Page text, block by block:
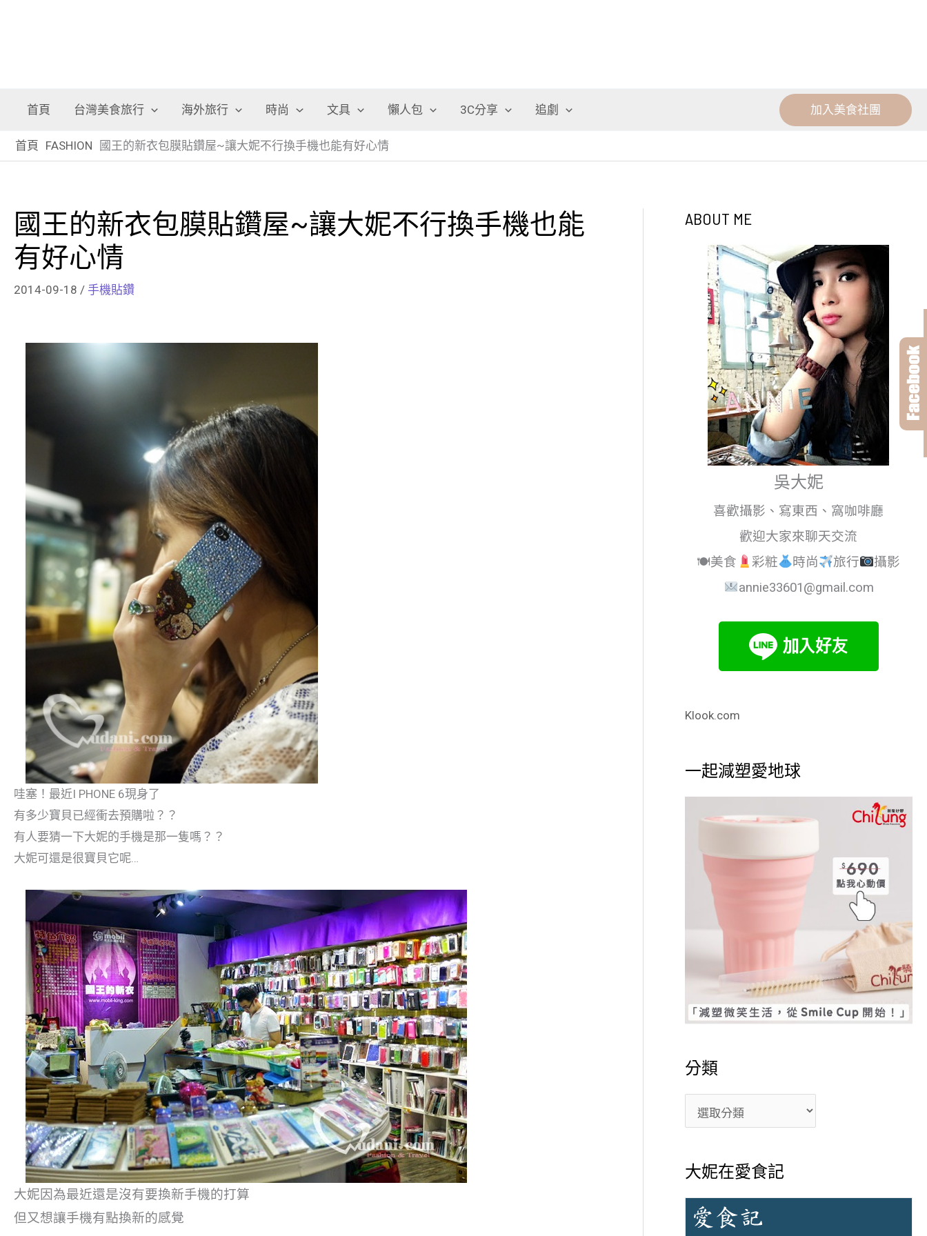
首頁 台灣美食旅行 海外旅行 時尚 文具 懶人包 3C分享 追劇 加入美食社團
首頁 FASHION 國王的新衣包膜貼鑽屋~讓大妮不行換手機也能有好心情
國王的新衣包膜貼鑽屋~讓大妮不行換手機也能
有好心情
2014-09-18 / 手機貼鑽
哇塞！最近I PHONE 6現身了
有多少寶貝已經衝去預購啦？？
有人要猜一下大妮的手機是那一隻嗎？？
大妮可還是很寶貝它呢…
大妮因為最近還是沒有要換新手機的打算
但又想讓手機有點換新的感覺
ABOUT ME
吳大妮
喜歡攝影、寫東西、窩咖啡廳
歡迎大家來聊天交流
🍽美食
彩粧 時尚 旅行
攝影
annie33601@gmail.com
Klook.com
一起減塑愛地球
分類
大妮在愛食記